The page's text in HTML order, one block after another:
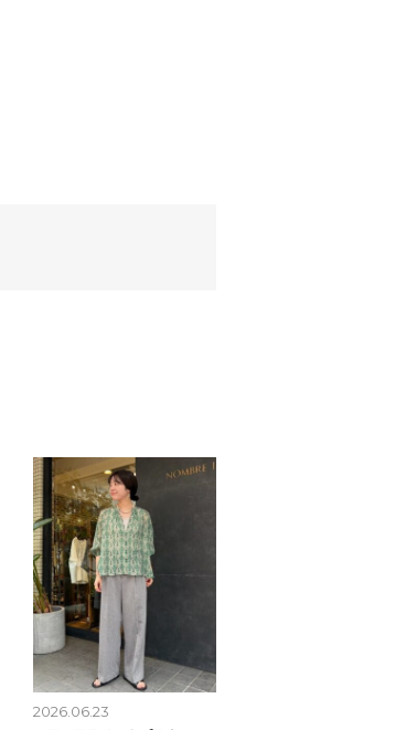
2026.06.23